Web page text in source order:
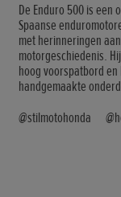
De Enduro 500 is een
Spaanse
met herinneringen
motorgeschiedenis.
hoog voorspatbord
handgemaakte
@stilmotohonda